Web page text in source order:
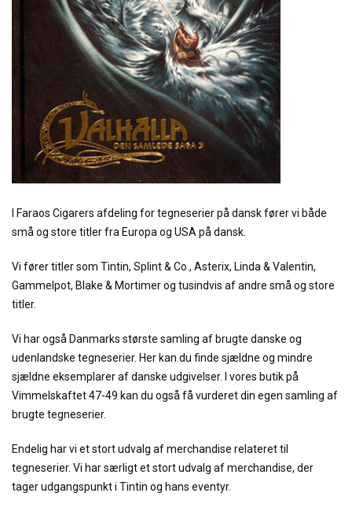
I Faraos Cigarers afdeling for tegneserier på dansk fører vi både
små og store titler fra Europa og USA på dansk.
Vi fører titler som Tintin, Splint & Co., Asterix, Linda & Valentin,
Gammelpot, Blake & Mortimer og tusindvis af andre små og store
titler.
Vi har også Danmarks største samling af brugte danske og
udenlandske tegneserier. Her kan du finde sjældne og mindre
sjældne eksemplarer af danske udgivelser. I vores butik på
Vimmelskaftet 47-49 kan du også få vurderet din egen samling af
brugte tegneserier.
Endelig har vi et stort udvalg af merchandise relateret til
tegneserier. Vi har særligt et stort udvalg af merchandise, der
tager udgangspunkt i Tintin og hans eventyr.